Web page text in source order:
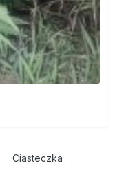
Ciasteczka